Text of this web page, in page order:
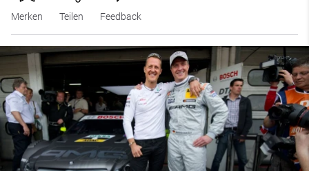
Merken Teilen Feedback